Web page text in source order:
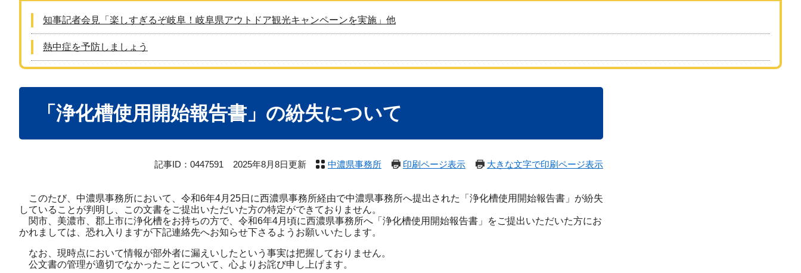
知事記者会見「楽しすぎるぞ岐阜！岐阜県アウトドア観光キャンペーンを実施」他
熱中症を予防しましょう
「浄化槽使用開始報告書」の紛失について
記事ID：0447591 2025年8月8日更新 中濃県事務所 印刷ページ表示 大きな文字で印刷ページ表示
このたび、中濃県事務所において、令和6年4月25日に西濃県事務所経由で中濃県事務所へ提出された「浄化槽使用開始報告書」が紛失
していることが判明し、この文書をご提出いただいた方の特定ができておりません。
関市、美濃市、郡上市に浄化槽をお持ちの方で、令和6年4月頃に西濃県事務所へ「浄化槽使用開始報告書」をご提出いただいた方にお
かれましては、恐れ入りますが下記連絡先へお知らせ下さるようお願いいたします。
なお、現時点において情報が部外者に漏えいしたという事実は把握しておりません。
公文書の管理が適切でなかったことについて、心よりお詫び申し上げます。